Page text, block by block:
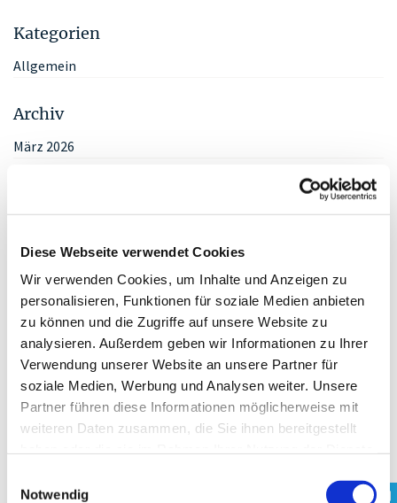
Diese Webseite verwendet Cookies
Wir verwenden Cookies, um Inhalte und Anzeigen zu
personalisieren, Funktionen für soziale Medien anbieten
zu können und die Zugriffe auf unsere Website zu
analysieren. Außerdem geben wir Informationen zu Ihrer
Verwendung unserer Website an unsere Partner für
soziale Medien, Werbung und Analysen weiter. Unsere
Partner führen diese Informationen möglicherweise mit
weiteren Daten zusammen, die Sie ihnen bereitgestellt
Cookies, wenn Sie unsere Webseite weiterhin nutzen.
Notwendig
Kategorien
Allgemein
Archiv
März 2026
Mai 2022
Februar 2022
Dezember 2021
September 2021
Juli 2021